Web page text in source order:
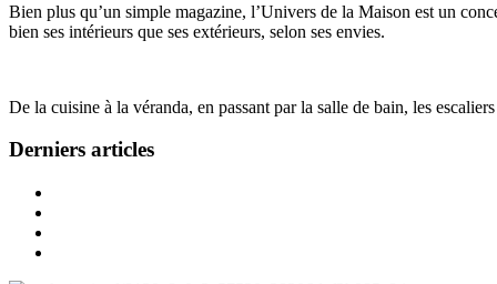
Bien plus qu’un simple magazine, l’Univers de la Maison est un
bien ses intérieurs que ses extérieurs, selon ses envies.
De la cuisine à la véranda, en passant par la salle de bain, les
Derniers articles